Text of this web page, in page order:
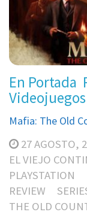
En Portada
Videojuegos
Mafia: The Old
27 AGOSTO,
EL VIEJO
PLAYSTATION
REVIEW
THE OLD